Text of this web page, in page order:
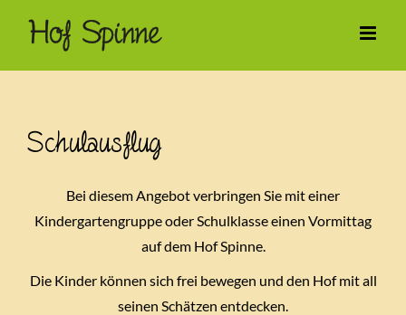
Inhalt
Schulausflug
Bei diesem Angebot verbringen Sie mit einer
Kindergartengruppe oder Schulklasse einen Vormittag
auf dem Hof Spinne.
Die Kinder können sich frei bewegen und den Hof mit all
seinen Schätzen entdecken.